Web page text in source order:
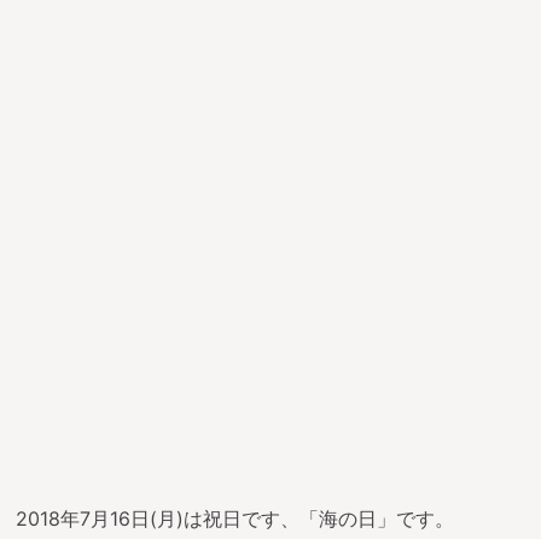
2018年7月16日(月)は祝日です、「海の日」です。